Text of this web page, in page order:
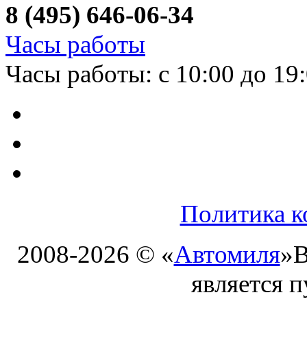
8 (495) 646-06-34
Часы работы
Часы работы: с 10:00 до
Политика
2008-2026 © «Автомиля»
является